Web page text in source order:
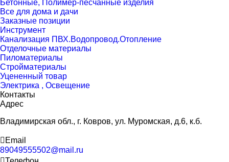
Бетонные, Полимер-песчанные изделия
Все для дома и дачи
Заказные позиции
Инструмент
Канализация ПВХ.Водопровод.Отопление
Отделочные материалы
Пиломатериалы
Стройматериалы
Уцененный товар
Электрика , Освещение
Контакты
Адрес
Владимирская обл., г. Ковров, ул. Муромская, д.6, к.б.
Email
89049555502@mail.ru